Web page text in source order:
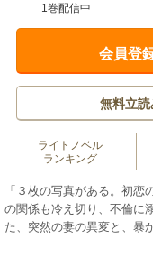
1巻配信中
会員登
無料立読
ライトノベル
ランキング
「３枚の写真がある。初
の関係も冷え切り、不倫に
た、突然の妻の異変と、暴